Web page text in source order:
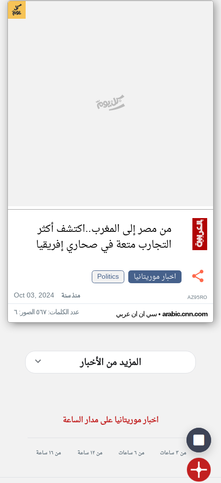
من مصر إلى المغرب..اكتشف أكثر
التجارب متعة في صحاري إفريقيا
اخبار موريتانيا
Politics
Oct 03, 2024
منذ سنة AZ95RO
سي ان ان عربي• arabic.cnn.com عدد الكلمات: ٥٦٧ الصور: ٦
المزيد من الأخبار
اخبار موريتانيا على مدار الساعة
من ٣ ساعات من ٦ ساعات من ١٢ ساعة من ١٦ ساعة